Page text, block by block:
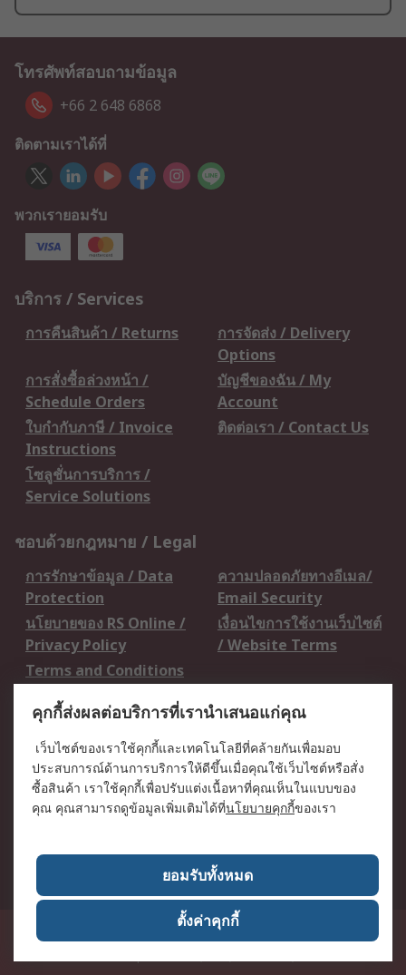
โทรศัพท์สอบถามข้อมูล
+66 2 648 6868
ติดตามเราได้ที่
พวกเรายอมรับ
บริการ / Services
การคืนสินค้า / Returns
การจัดส่ง / Delivery
Options
การสั่งซื้อล่วงหน้า /
Schedule Orders
บัญชีของฉัน / My
Account
ใบกำกับภาษี / Invoice
Instructions
ติดต่อเรา / Contact Us
โซลูชั่นการบริการ /
Service Solutions
ชอบด้วยกฎหมาย / Legal
การรักษาข้อมูล / Data
Protection
ความปลอดภัยทางอีเมล/
Email Security
นโยบายของ RS Online /
Privacy Policy
เงื่อนไขการใช้งานเว็บไซต์
/ Website Terms
Terms and Conditions
เกี่ยวกับ RS / About RS
RS ทั่วโลก / RS
Worldwide
ข่าวประชาสัมพันธ์ / Press
Centre
บริษัทในเครือ RS /
วิธีการชำระเงิน /
เกี่ยวกับ RS / About RS
อาชีพที่ RS / Careers
50 GMM Grammy Place, 19th Floor, Unit 1901-1904, Sukhumvit 21 Road
(Asoke), Klongtoey Nua, Wattana, Bangkok, Thailand 10110RS
คุกกี้ส่งผลต่อบริการที่เรานำเสนอแก่คุณ
เว็บไซต์ของเราใช้คุกกี้และเทคโนโลยีที่คล้ายกันเพื่อมอบ
ประสบการณ์ด้านการบริการให้ดีขึ้นเมื่อคุณใช้เว็บไซต์หรือสั่ง
ซื้อสินค้า เราใช้คุกกี้เพื่อปรับแต่งเนื้อหาที่คุณเห็นในแบบของ
คุณ คุณสามารถดูข้อมูลเพิ่มเติมได้ที่นโยบายคุกกี้ของเรา
ยอมรับทั้งหมด
ตั้งค่าคุกกี้